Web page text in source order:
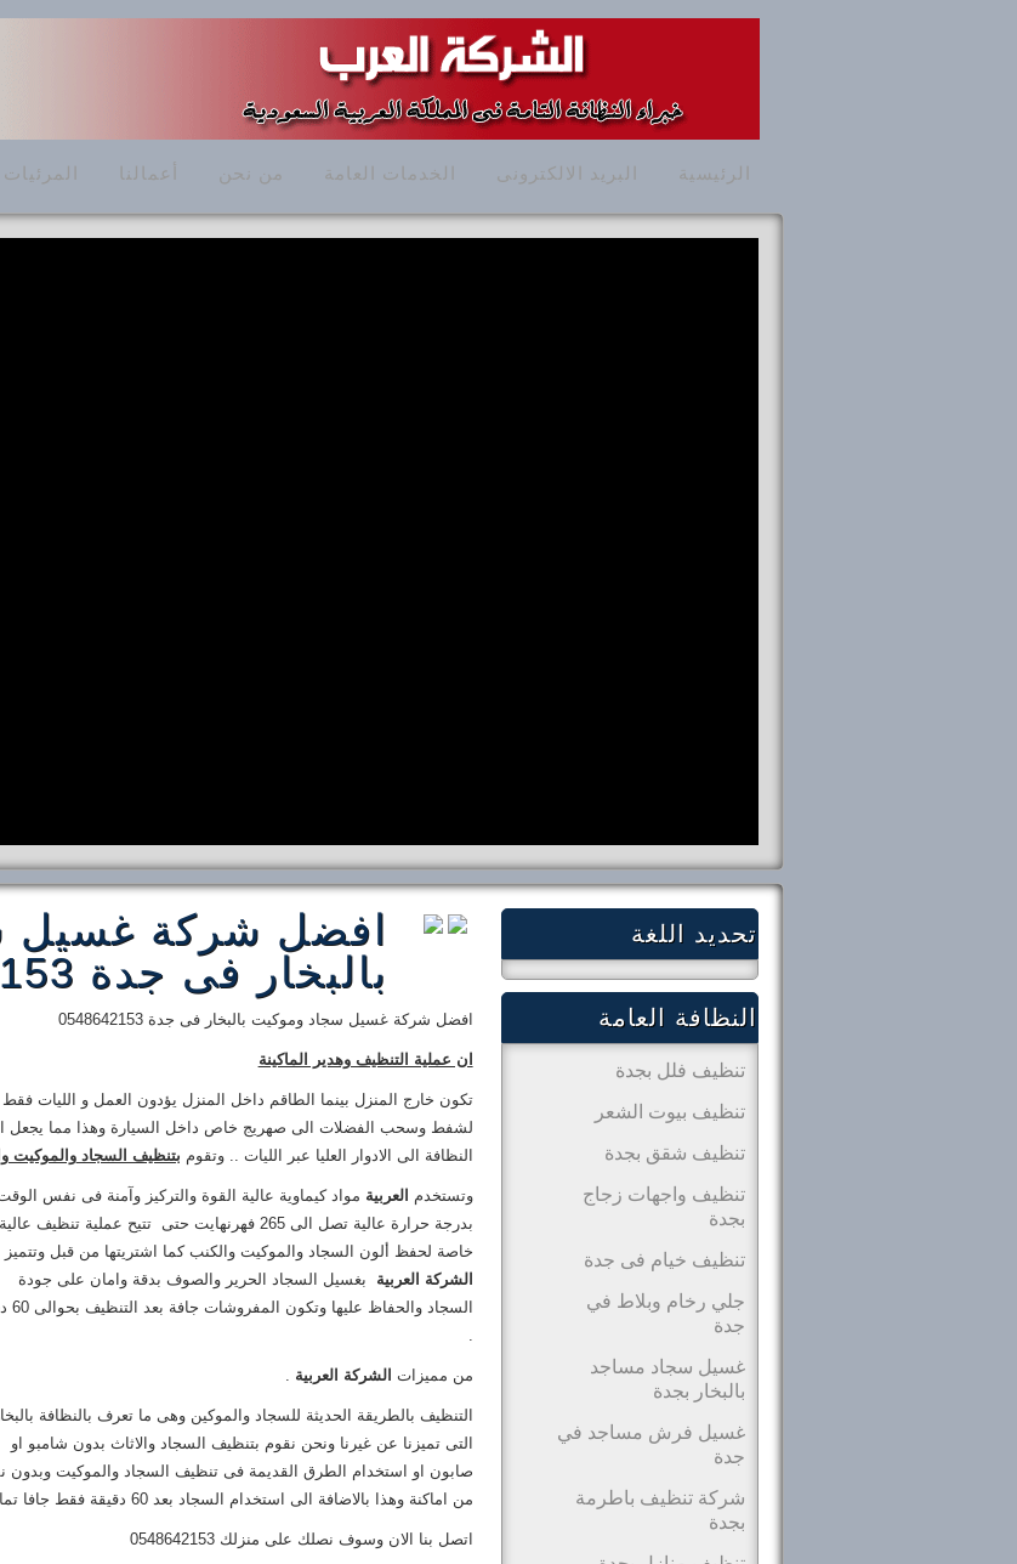
الرئيسية البريد الالكترونى الخدمات العامة من نحن أعمالنا المرئيات
افضل شركة غسيل
بالبخار فى جدة 0548642153
افضل شركة غسيل سجاد وموكيت بالبخار فى جدة 0548642153
ان عملية التنظيف وهدير الماكينة
تكون خارج المنزل بينما الطاقم داخل المنزل يؤدون العمل و الليات
لشفط وسحب الفضلات الى صهريج خاص داخل السيارة وهذا مما يجعل
النظافة الى الادوار العليا عبر الليات .. وتقوم بتنظيف السجادوالموكيت
وتستخدم العربية مواد كيماوية عالية القوة والتركيز وآمنة فى نفس
بدرجة حرارة عالية تصل الى 265 فهرنهايت حتى تتيح عملية تنظيف عالية وتعقيم للمفروشات كما ت
خاصة لحفظ ألون السجاد والموكيت والكنب كما اشتريتها من قبل وتتميز
الشركة العربية
بغسيل السجاد الحرير والصوف بدقة وامان على جودة
السجاد
.
من مميزات الشركة العربية .
التنظيف بالطريقة الحديثة للسجاد والموكين وهى ما تعرف بالنظافة
التى تميزنا عن غيرنا ونحن نقوم بتنظيف السجاد والاثاث بدون شامبو او
صابون او استخدام الطرق القديمة فى تنظيف السجاد والموكيت وبدون
من اماكنة وهذا بالاضافة الى استخدام السجاد بعد 60 دقيقة فقط جافا تماما
اتصل بنا الان وسوف نصلك على منزلك 0548642153
تحديد اللغة
النظافة العامة
تنظيف فلل بجدة
تنظيف بيوت الشعر
تنظيف شقق بجدة
تنظيف واجهات زجاج
بجدة
تنظيف خيام فى جدة
جلي رخام وبلاط في
جدة
غسيل سجاد مساجد
بالبخار بجدة
غسيل فرش مساجد في
جدة
شركة تنظيف باطرمة
بجدة